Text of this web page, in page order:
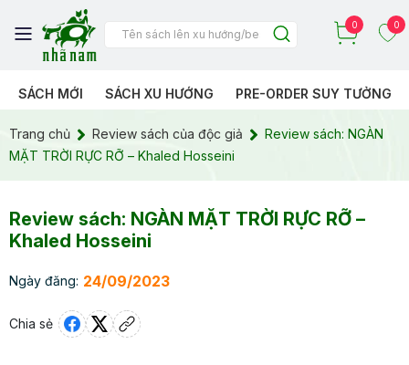
0 0
SÁCH MỚI SÁCH XU HƯỚNG PRE-ORDER SUY TƯỞNG
Trang chủ Review sách của độc giả
Review sách: NGÀN
MẶT TRỜI RỰC RỠ – Khaled Hosseini
Review sách: NGÀN MẶT TRỜI RỰC RỠ –
Khaled Hosseini
Ngày đăng: 24/09/2023
Chia sẻ